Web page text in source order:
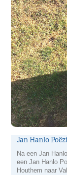
Jan Hanlo
Na een Jan
een Jan Hanlo
Houthem naar